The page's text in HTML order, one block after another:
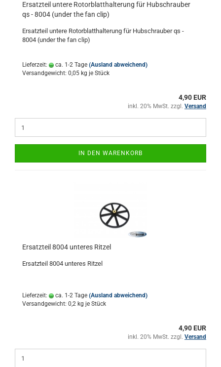
Ersatzteil untere Rotorblatthalterung für Hubschrauber
qs - 8004 (under the fan clip)
Ersatzteil untere Rotorblatthalterung für Hubschrauber qs -
8004 (under the fan clip)
Lieferzeit: ca. 1-2 Tage (Ausland abweichend)
Versandgewicht: 0,05 kg je Stück
4,90 EUR
inkl. 20% MwSt. zzgl. Versand
IN DEN WARENKORB
Ersatzteil 8004 unteres Ritzel
Ersatzteil 8004 unteres Ritzel
Lieferzeit: ca. 1-2 Tage (Ausland abweichend)
Versandgewicht: 0,2 kg je Stück
4,90 EUR
inkl. 20% MwSt. zzgl. Versand